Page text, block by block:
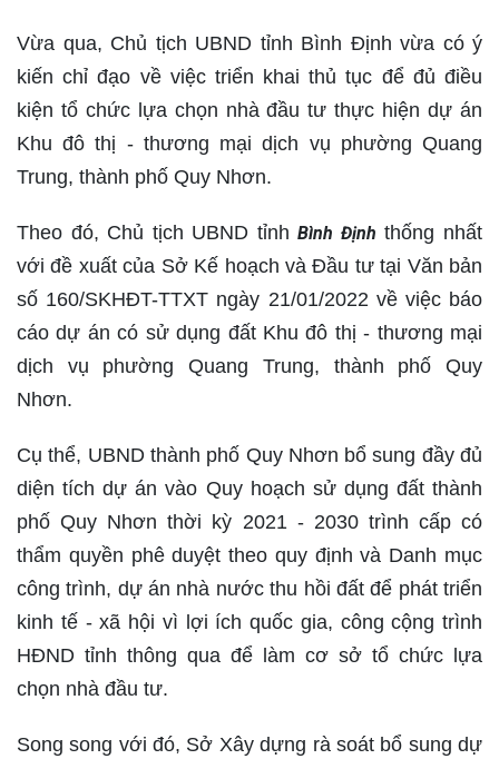
Vừa qua, Chủ tịch UBND tỉnh Bình Định vừa có ý
kiến chỉ đạo về việc triển khai thủ tục để đủ điều
kiện tổ chức lựa chọn nhà đầu tư thực hiện dự án
Khu đô thị - thương mại dịch vụ phường Quang
Trung, thành phố Quy Nhơn.
Theo đó, Chủ tịch UBND tỉnhBình Định thống nhất
với đề xuất của Sở Kế hoạch và Đầu tư tại Văn bản
số 160/SKHĐT-TTXT ngày 21/01/2022 về việc báo
cáo dự án có sử dụng đất Khu đô thị - thương mại
dịch vụ phường Quang Trung, thành phố Quy
Nhơn.
Cụ thể, UBND thành phố Quy Nhơn bổ sung đầy đủ
diện tích dự án vào Quy hoạch sử dụng đất thành
phố Quy Nhơn thời kỳ 2021 - 2030 trình cấp có
thẩm quyền phê duyệt theo quy định và Danh mục
công trình, dự án nhà nước thu hồi đất để phát triển
kinh tế - xã hội vì lợi ích quốc gia, công cộng trình
HĐND tỉnh thông qua để làm cơ sở tổ chức lựa
chọn nhà đầu tư.
Song song với đó, Sở Xây dựng rà soát bổ sung dự